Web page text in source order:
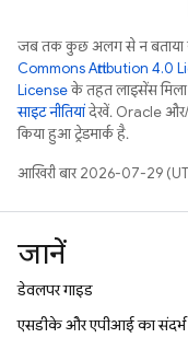
जब तक कुछ अलग से न बताया
Commons Attribution 4.0
Licenseके तहत लाइसेंस मिला
साइट नीतियांदेखें. Oracle और/
किया हुआ ट्रेडमार्क है.
आखिरी बार 2026-07-29
जानें
डेवलपर गाइड
एसडीके और एपीआई का संदर्भ